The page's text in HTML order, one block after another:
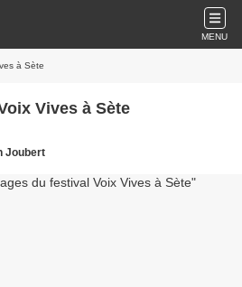
MENU
à Sète
Vives à Sète
Joubert